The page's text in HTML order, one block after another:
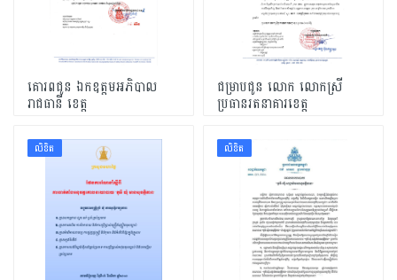
គោរពជូន ឯកឧត្តមអភិបាល
រាជធានី ខេត្ត
ជម្រាបជូន លោក លោកស្រី
ប្រធានរតនាគារខេត្ត
លិខិត លិខិត